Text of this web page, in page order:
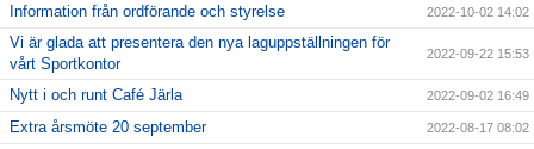
Information från ordförande och styrelse 2022-10-02 14:02
Vi är glada att presentera den nya laguppställningen för
vårt Sportkontor
2022-09-22 15:53
Nytt i och runt Café Järla 2022-09-02 16:49
Extra årsmöte 20 september 2022-08-17 08:02